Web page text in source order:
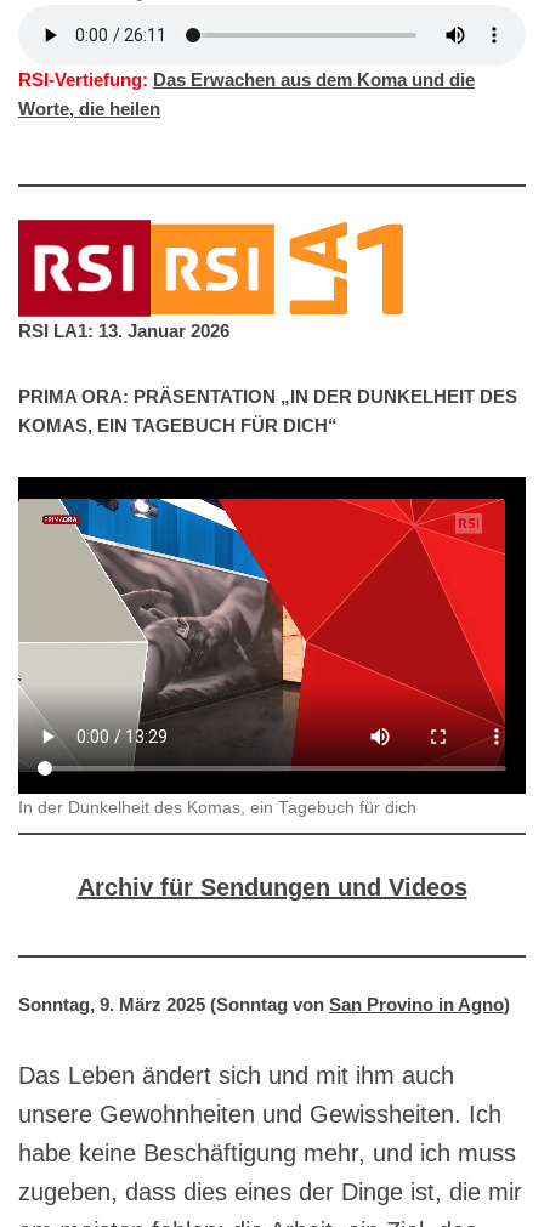
RSI-Vertiefung: Das Erwachen aus dem Koma und die
Worte, die heilen
RSI LA1: 13. Januar 2026
PRIMA ORA: PRÄSENTATION „IN DER DUNKELHEIT DES
KOMAS, EIN TAGEBUCH FÜR DICH“
In der Dunkelheit des Komas, ein Tagebuch für dich
Archiv für Sendungen und Videos
Sonntag, 9. März 2025 (Sonntag von San Provino in Agno)
Das Leben ändert sich und mit ihm auch
unsere Gewohnheiten und Gewissheiten. Ich
habe keine Beschäftigung mehr, und ich muss
zugeben, dass dies eines der Dinge ist, die mir